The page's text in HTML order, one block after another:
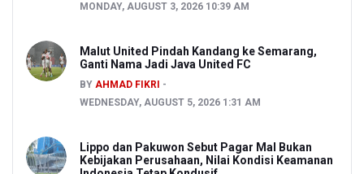
MONDAY, AUGUST 3, 2026 10:39 AM
Malut United Pindah Kandang ke Semarang,
Ganti Nama Jadi Java United FC
BY AHMAD FIKRI
WEDNESDAY, AUGUST 5, 2026 1:31 AM
Lippo dan Pakuwon Sebut Pagar Mal Bukan
Kebijakan Perusahaan, Nilai Kondisi Keamanan